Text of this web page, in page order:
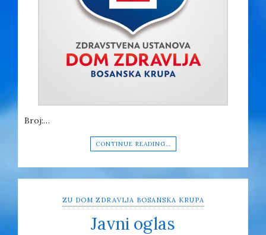
Broj:…
CONTINUE READING…
ZU DOM ZDRAVLJA BOSANSKA KRUPA
Javni oglas